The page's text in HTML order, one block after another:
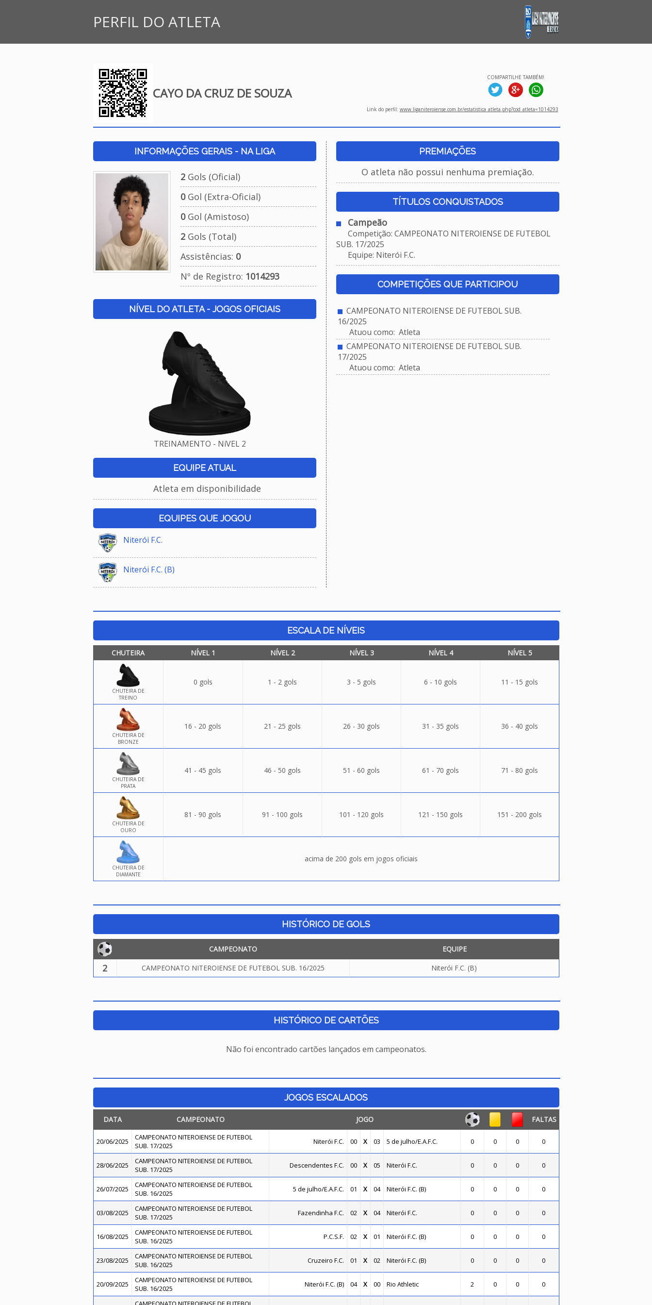
PERFIL DO ATLETA
CAYO DA CRUZ DE SOUZA
COMPARTILHE TAMBÉM!
Link do perfil: www.liganiteroiense.com.br/estatistica_atleta.php?cod_atleta=1014293
INFORMAÇÕES GERAIS - NA LIGA
2Gols (Oficial)
0Gol (Extra-Oficial)
0Gol (Amistoso)
2Gols (Total)
Assistências: 0
Nº de Registro: 1014293
NÍVEL DO ATLETA - JOGOS OFICIAIS
TREINAMENTO - NíVEL 2
EQUIPE ATUAL
Atleta em disponibilidade
EQUIPES QUE JOGOU
Niterói F.C.
Niterói F.C. (B)
PREMIAÇÕES
O atleta não possui nenhuma premiação.
TÍTULOS CONQUISTADOS
Campeão
Competição: CAMPEONATO NITEROIENSE DE FUTEBOL
SUB. 17/2025
Equipe: Niterói F.C.
COMPETIÇÕES QUE PARTICIPOU
CAMPEONATO NITEROIENSE DE FUTEBOL SUB.
16/2025
Atuou como: Atleta
CAMPEONATO NITEROIENSE DE FUTEBOL SUB.
17/2025
Atuou como: Atleta
ESCALA DE NÍVEIS
CHUTEIRA NÍVEL 1 NÍVEL 2 NÍVEL 3 NÍVEL 4 NÍVEL 5
CHUTEIRA DE
TREINO
0 gols 1 - 2 gols 3 - 5 gols 6 - 10 gols 11 - 15 gols
CHUTEIRA DE
BRONZE
16 - 20 gols 21 - 25 gols 26 - 30 gols 31 - 35 gols 36 - 40 gols
CHUTEIRA DE
PRATA
41 - 45 gols 46 - 50 gols 51 - 60 gols 61 - 70 gols 71 - 80 gols
CHUTEIRA DE
OURO
81 - 90 gols 91 - 100 gols 101 - 120 gols 121 - 150 gols 151 - 200 gols
CHUTEIRA DE
DIAMANTE
acima de 200 gols em jogos oficiais
HISTÓRICO DE GOLS
CAMPEONATO EQUIPE
2 CAMPEONATO NITEROIENSE DE FUTEBOL SUB. 16/2025 Niterói F.C. (B)
HISTÓRICO DE CARTÕES
Não foi encontrado cartões lançados em campeonatos.
JOGOS ESCALADOS
DATA CAMPEONATO JOGO FALTAS
20/06/2025
CAMPEONATO NITEROIENSE DE FUTEBOL
SUB. 17/2025
Niterói F.C. 00 X 03 5 de julho/E.A.F.C. 0 0 0 0
28/06/2025
CAMPEONATO NITEROIENSE DE FUTEBOL
SUB. 17/2025
Descendentes F.C. 00 X 05 Niterói F.C. 0 0 0 0
26/07/2025
CAMPEONATO NITEROIENSE DE FUTEBOL
SUB. 16/2025
5 de julho/E.A.F.C. 01 X 04 Niterói F.C. (B) 0 0 0 0
03/08/2025
CAMPEONATO NITEROIENSE DE FUTEBOL
SUB. 17/2025
Fazendinha F.C. 02 X 04 Niterói F.C. 0 0 0 0
16/08/2025
CAMPEONATO NITEROIENSE DE FUTEBOL
SUB. 16/2025
P.C.S.F. 02 X 01 Niterói F.C. (B) 0 0 0 0
23/08/2025
CAMPEONATO NITEROIENSE DE FUTEBOL
SUB. 16/2025
Cruzeiro F.C. 01 X 02 Niterói F.C. (B) 0 0 0 0
20/09/2025
CAMPEONATO NITEROIENSE DE FUTEBOL
SUB. 16/2025
Niterói F.C. (B) 04 X 00 Rio Athletic 2 0 0 0